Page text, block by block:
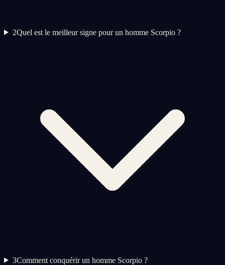
2Quel est le meilleur signe pour un homme Scorpio ?
3Comment conquérir un homme Scorpio ?